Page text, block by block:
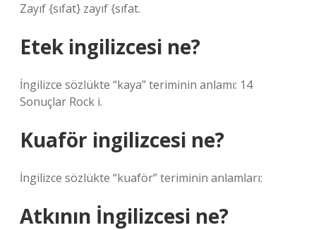
Zayıf {sıfat} zayıf {sıfat.
Etek ingilizcesi ne?
İngilizce sözlükte “kaya” teriminin anlamı: 14
Sonuçlar Rock i.
Kuaför ingilizcesi ne?
İngilizce sözlükte “kuaför” teriminin anlamları:
Atkının İngilizcesi ne?